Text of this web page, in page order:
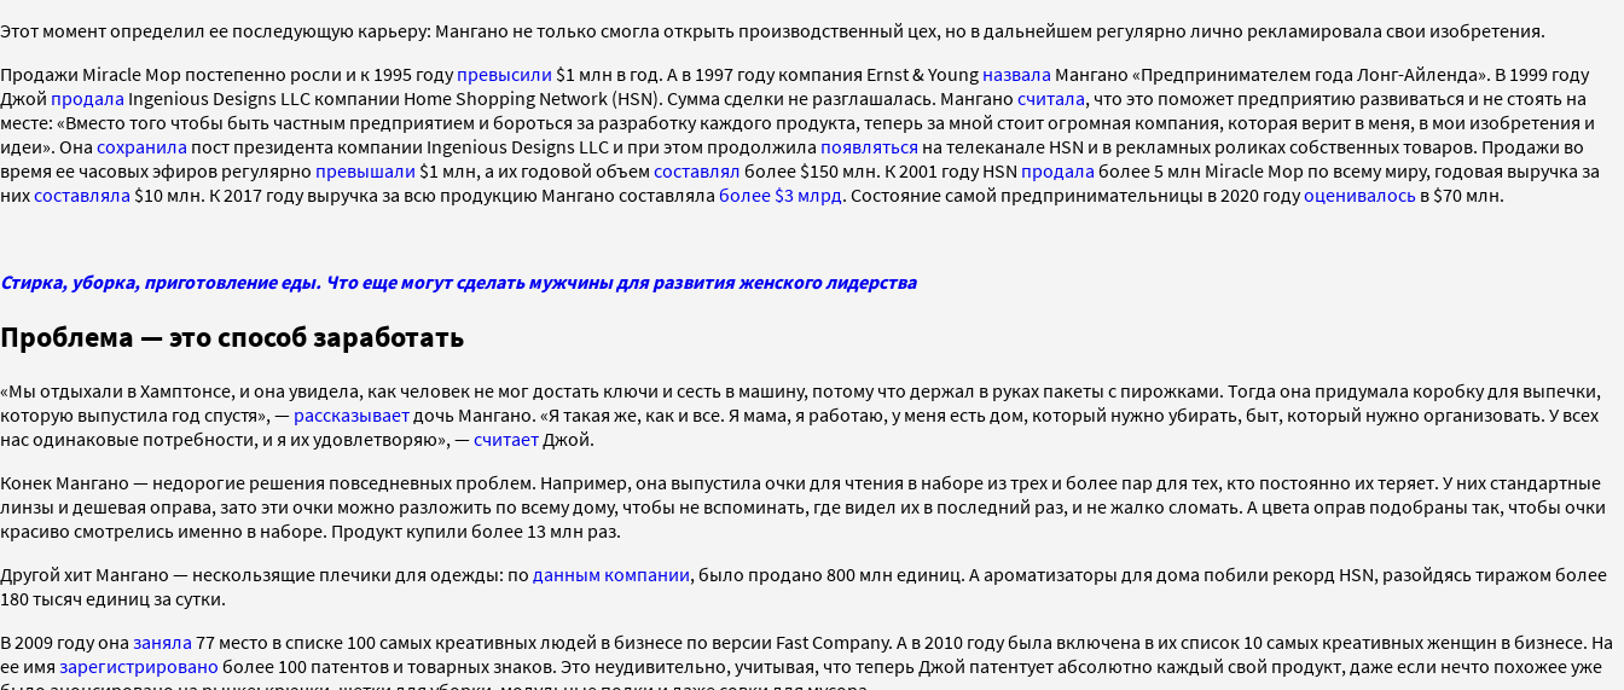
Этот момент определил ее последующую карьеру: Мангано не только смогла открыть производственный цех, но в дальнейшем регулярно лично рекламировала свои изобретения.
Продажи Miracle Mop постепенно росли и к 1995 годупревысили $1 млн в год. А в 1997 году компания Ernst & Young назвала Мангано «Предпринимателем года Лонг-Айленда». В 1999 году
Джой продала Ingenious Designs LLC компании Home Shopping Network (HSN). Сумма сделки не разглашалась. Мангано считала, что это поможет предприятию развиваться и не стоять на
месте: «Вместо того чтобы быть частным предприятием и бороться за разработку каждого продукта, теперь за мной стоит огромная компания, которая верит в меня, в мои изобретения и
идеи». Она сохранила пост президента компании Ingenious Designs LLC и при этом продолжила появляться на телеканале HSN и в рекламных роликах собственных товаров. Продажи во
время ее часовых эфиров регулярно превышали $1 млн, а их годовой объем составлял более $150 млн. К 2001 году HSN продала более 5 млн Miracle Mop по всему миру, годовая выручка за
нихсоставляла $10 млн. К 2017 году выручка за всю продукцию Мангано составляла более $3 млрд. Состояние самой предпринимательницы в 2020 годуоценивалось в $70 млн.
Стирка, уборка, приготовление еды. Что еще могут сделать мужчины для развития женского лидерства
Проблема — это способ заработать
«Мы отдыхали в Хамптонсе, и она увидела, как человек не мог достать ключи и сесть в машину, потому что держал в руках пакеты с пирожками. Тогда она придумала коробку для выпечки,
которую выпустила год спустя», — рассказываетдочь Мангано. «Я такая же, как и все. Я мама, я работаю, у меня есть дом, который нужно убирать, быт, который нужно организовать. У всех
нас одинаковые потребности, и я их удовлетворяю», —считаетДжой.
Конек Мангано — недорогие решения повседневных проблем. Например, она выпустила очки для чтения в наборе из трех и более пар для тех, кто постоянно их теряет. У них стандартные
линзы и дешевая оправа, зато эти очки можно разложить по всему дому, чтобы не вспоминать, где видел их в последний раз, и не жалко сломать. А цвета оправ подобраны так, чтобы очки
красиво смотрелись именно в наборе. Продукт купили более 13 млн раз.
Другой хит Мангано — нескользящие плечики для одежды: по данным компании, было продано 800 млн единиц. А ароматизаторы для дома побили рекорд HSN, разойдясь тиражом более
180 тысяч единиц за сутки.
В 2009 году она заняла 77 место в списке 100 самых креативных людей в бизнесе по версии Fast Company. А в 2010 году была включена в их список 10 самых креативных женщин в бизнесе. На
ее имя зарегистрировано более 100 патентов и товарных знаков. Это неудивительно, учитывая, что теперь Джой патентует абсолютно каждый свой продукт, даже если нечто похожее уже